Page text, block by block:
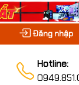
Đăng nhập
Hotline: